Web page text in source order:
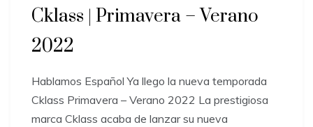
Cklass | Primavera – Verano
2022
Hablamos Español Ya llego la nueva temporada
Cklass Primavera – Verano 2022 La prestigiosa
marca Cklass acaba de lanzar su nueva